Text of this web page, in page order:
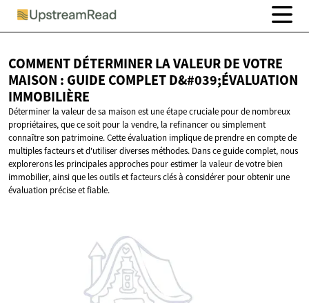
COMMENT DÉTERMINER LA VALEUR DE VOTRE
MAISON : GUIDE COMPLETD&#039;ÉVALUATION
IMMOBILIÈRE
Déterminer la valeur de sa maison est une étape cruciale pour de nombreux
propriétaires, que ce soit pour la vendre, la refinancer ou simplement
connaître son patrimoine. Cette évaluation implique de prendre en compte de
multiples facteurs et d'utiliser diverses méthodes. Dans ce guide complet, nous
explorerons les principales approches pour estimer la valeur de votre bien
immobilier, ainsi que les outils et facteurs clés à considérer pour obtenir une
évaluation précise et fiable.